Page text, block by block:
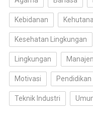
Kebidanan
Kesehatan Lingkungan
Lingkungan
Motivasi Pendidikan
Teknik Industri